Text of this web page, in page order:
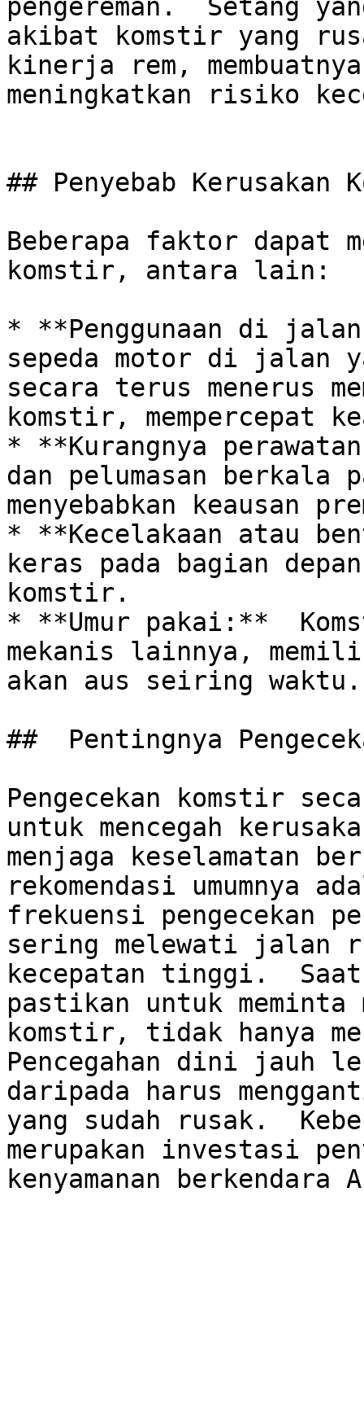
pengereman.  Setang
akibat komstir yang
kinerja rem,
meningkatkan risiko
## Penyebab Kerusakan
Beberapa faktor dapat
komstir, antara lain:
* **Penggunaan di
sepeda motor di jalan
secara terus menerus
komstir, mempercepat
* **Kurangnya
dan pelumasan berkala
menyebabkan keausan
* **Kecelakaan atau
keras pada bagian
komstir.
* **Umur pakai:**
mekanis lainnya,
akan aus seiring waktu.
##  Pentingnya
Pengecekan komstir
untuk mencegah
menjaga keselamatan
rekomendasi umumnya
frekuensi pengecekan
sering melewati jalan
kecepatan tinggi.
pastikan untuk meminta
komstir, tidak hanya
Pencegahan dini jauh
daripada harus
yang sudah rusak.
merupakan investasi